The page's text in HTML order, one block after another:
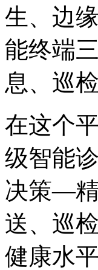
生、边
能终端
息、巡
在这个
级智能
决策—精
送、巡
健康水